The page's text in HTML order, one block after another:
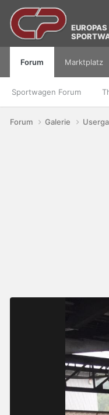
Forum
Sportwagen Forum
Marktplatz
Forum Galerie